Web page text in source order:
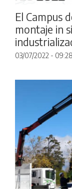
El Campus
montaje in
03/07/2022 - 09:28